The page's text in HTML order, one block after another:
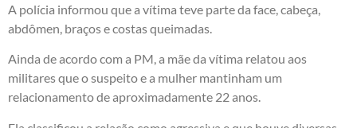
A polícia informou que a vítima teve parte da face, cabeça,
abdômen, braços e costas queimadas.
Ainda de acordo com a PM, a mãe da vítima relatou aos
militares que o suspeito e a mulher mantinham um
relacionamento de aproximadamente 22 anos.